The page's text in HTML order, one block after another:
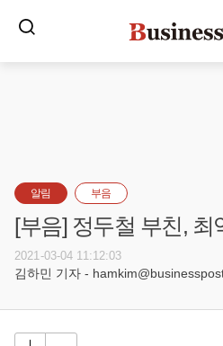
알림 부음
[부음] 정두철 부친, 최
2021-03-04 11:12:03
김하민 기자 -